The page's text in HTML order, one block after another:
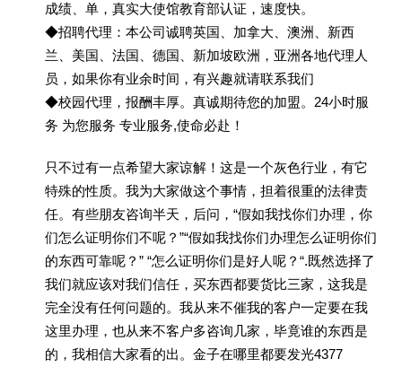
成绩、单，真实大使馆教育部认证，速度快。
◆招聘代理：本公司诚聘英国、加拿大、澳洲、新西
兰、美国、法国、德国、新加坡欧洲，亚洲各地代理人
员，如果你有业余时间，有兴趣就请联系我们
◆校园代理，报酬丰厚。真诚期待您的加盟。24小时服
务 为您服务 专业服务,使命必赴！
只不过有一点希望大家谅解！这是一个灰色行业，有它
特殊的性质。我为大家做这个事情，担着很重的法律责
任。有些朋友咨询半天，后问，“假如我找你们办理，你
们怎么证明你们不呢？”“假如我找你们办理怎么证明你们
的东西可靠呢？” “怎么证明你们是好人呢？“.既然选择了
我们就应该对我们信任，买东西都要货比三家，这我是
完全没有任何问题的。我从来不催我的客户一定要在我
这里办理，也从来不客户多咨询几家，毕竟谁的东西是
的，我相信大家看的出。金子在哪里都要发光4377